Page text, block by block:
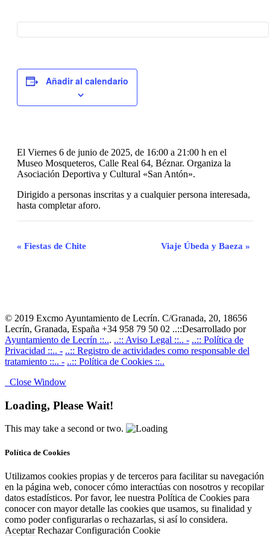
Añadir al calendario
El Viernes 6 de junio de 2025, de 16:00 a 21:00 h en el
Museo Mosqueteros, Calle Real 64, Béznar. Organiza la
Asociación Deportiva y Cultural «San Antón».
Dirigido a personas inscritas y a cualquier persona interesada,
hasta completar aforo.
Navegación
« Fiestas de Chite Viaje Úbeda y Baeza »
© 2019 Excmo Ayuntamiento de Lecrín. C/Granada, 20, 18656
Lecrín, Granada, España +34 958 79 50 02 ..::Desarrollado por
Ayuntamiento de Lecrín ::... ..:: Aviso Legal ::.. - ..:: Política de
Privacidad ::.. - ..:: Registro de actividades como responsable del
tratamiento ::.. - ..:: Política de Cookies ::..
Close Window
Loading, Please Wait!
This may take a second or two.
Política de Cookies
Utilizamos cookies propias y de terceros para facilitar su navegación
en la página web, conocer cómo interactúas con nosotros y recopilar
datos estadísticos. Por favor, lee nuestra Política de Cookies para
conocer con mayor detalle las cookies que usamos, su finalidad y
como poder configurarlas o rechazarlas, si así lo considera.
Aceptar Rechazar Configuración Cookie